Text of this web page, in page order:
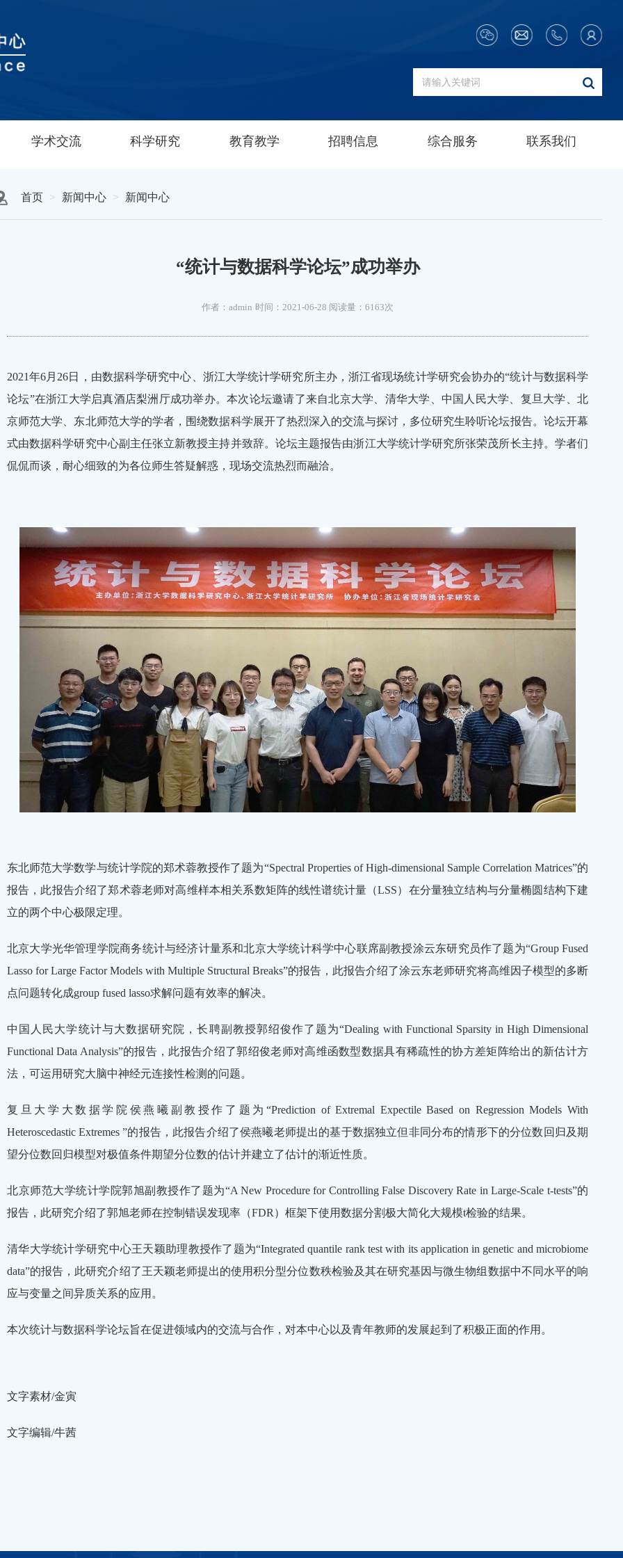
学术交流 科学研究 教育教学 招聘信息 综合服务 联系我们
首页 新闻中心 新闻中心
“统计与数据科学论坛”成功举办
作者：admin 时间：2021-06-28 阅读量：6163次
2021年6月26日，由数据科学研究中心、浙江大学统计学研究所主办，浙江省现场统计学研究会协办的“统计与数据科学
论坛”在浙江大学启真酒店梨洲厅成功举办。本次论坛邀请了来自北京大学、清华大学、中国人民大学、复旦大学、北
京师范大学、东北师范大学的学者，围绕数据科学展开了热烈深入的交流与探讨，多位研究生聆听论坛报告。论坛开幕
式由数据科学研究中心副主任张立新教授主持并致辞。论坛主题报告由浙江大学统计学研究所张荣茂所长主持。学者们
侃侃而谈，耐心细致的为各位师生答疑解惑，现场交流热烈而融洽。
东北师范大学数学与统计学院的郑术蓉教授作了题为“Spectral Properties of High-dimensional Sample Correlation Matrices”的
报告，此报告介绍了郑术蓉老师对高维样本相关系数矩阵的线性谱统计量（LSS）在分量独立结构与分量椭圆结构下建
立的两个中心极限定理。
北京大学光华管理学院商务统计与经济计量系和北京大学统计科学中心联席副教授涂云东研究员作了题为“Group Fused
Lasso for Large Factor Models with Multiple Structural Breaks”的报告，此报告介绍了涂云东老师研究将高维因子模型的多断
点问题转化成group fused lasso求解问题有效率的解决。
中国人民大学统计与大数据研究院，长聘副教授郭绍俊作了题为“Dealing with Functional Sparsity in High Dimensional
Functional Data Analysis”的报告，此报告介绍了郭绍俊老师对高维函数型数据具有稀疏性的协方差矩阵给出的新估计方
法，可运用研究大脑中神经元连接性检测的问题。
复旦大学大数据学院侯燕曦副教授作了题为“Prediction of Extremal Expectile Based on Regression Models With
Heteroscedastic Extremes ”的报告，此报告介绍了侯燕曦老师提出的基于数据独立但非同分布的情形下的分位数回归及期
望分位数回归模型对极值条件期望分位数的估计并建立了估计的渐近性质。
北京师范大学统计学院郭旭副教授作了题为“A New Procedure for Controlling False Discovery Rate in Large-Scale t-tests”的
报告，此研究介绍了郭旭老师在控制错误发现率（FDR）框架下使用数据分割极大简化大规模t检验的结果。
清华大学统计学研究中心王天颖助理教授作了题为“Integrated quantile rank test with its application in genetic and microbiome
data”的报告，此研究介绍了王天颖老师提出的使用积分型分位数秩检验及其在研究基因与微生物组数据中不同水平的响
应与变量之间异质关系的应用。
本次统计与数据科学论坛旨在促进领域内的交流与合作，对本中心以及青年教师的发展起到了积极正面的作用。
文字素材/金寅
文字编辑/牛茜